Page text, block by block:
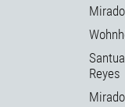
Reyes